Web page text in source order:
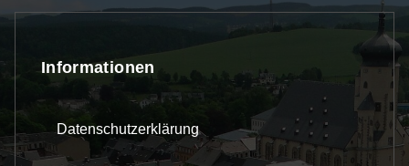
Informationen
Datenschutzerklärung